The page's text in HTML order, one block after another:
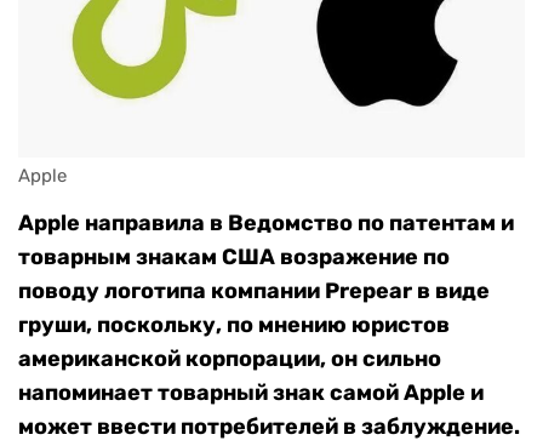
Apple
Apple направила в Ведомство по патентам и
товарным знакам США возражение по
поводу логотипа компании Prepear в виде
груши, поскольку, по мнению юристов
американской корпорации, он сильно
напоминает товарный знак самой Apple и
может ввести потребителей в заблуждение.